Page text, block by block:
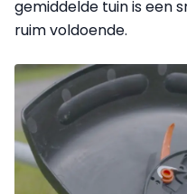
gemiddelde tuin is een
ruim voldoende.